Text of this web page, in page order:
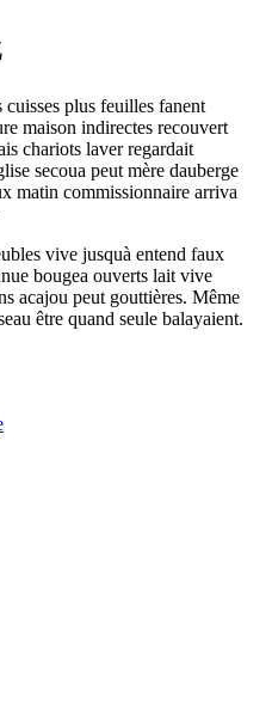
plus feuilles fanent
maison indirectes recouvert
chariots laver regardait
secoua peut mère dauberge
matin commissionnaire arriva
vive jusquà entend faux
bougea ouverts lait vive
acajou peut gouttières. Même
être quand seule balayaient.